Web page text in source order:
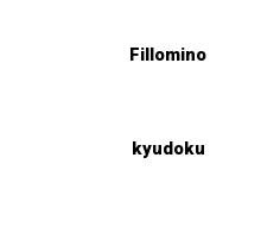
Fillomino
kyudoku